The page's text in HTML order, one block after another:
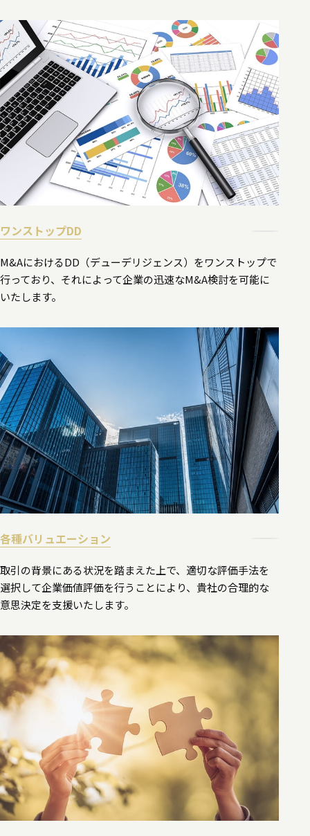
ワンストップDD
M&AにおけるDD（デューデリジェンス）をワンストップで
行っており、それによって企業の迅速なM&A検討を可能に
いたします。
各種バリュエーション
取引の背景にある状況を踏まえた上で、適切な評価手法を
選択して企業価値評価を行うことにより、貴社の合理的な
意思決定を支援いたします。